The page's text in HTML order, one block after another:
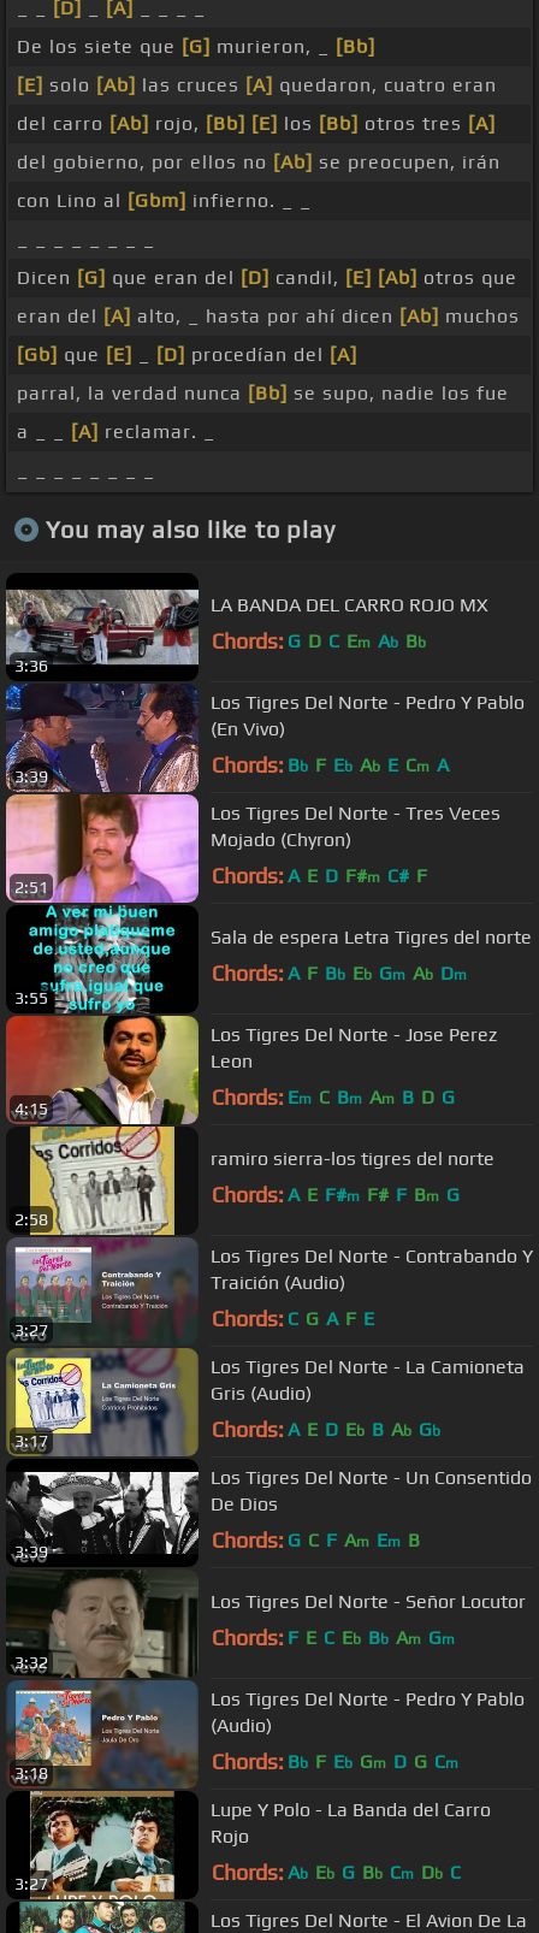
[D] [A]
De los siete que [G] murieron, _
[Bb]
[E] solo [Ab] las cruces [A] quedaron, cuatro eran
del carro [Ab] rojo, [Bb] [E] los [Bb] otros tres [A]
del gobierno, por ellos no [Ab] se preocupen, irán
con Lino al [Gbm] infierno. _ _
Dicen [G] que eran del [D] candil, [E] [Ab] otros que
eran del [A] alto, _ hasta por ahí dicen [Ab] muchos
[Gb] que [E] [D] procedían del [A]
parral, la verdad nunca [Bb] se supo, nadie los fue
a _ _
[A] reclamar. _
You may also like to play
3:36
LA BANDA DEL CARRO ROJO MX
Chords: G D C Em Ab Bb
3:39
Los Tigres Del Norte - Pedro Y Pablo
(En Vivo)
Chords: Bb F Eb Ab E Cm A
2:51
Los Tigres Del Norte - Tres Veces
Mojado (Chyron)
Chords: A E D F#m C# F
3:55
Sala de espera Letra Tigres del norte
Chords: A F Bb Eb Gm Ab Dm
4:15
Los Tigres Del Norte - Jose Perez
Leon
Chords: Em C Bm Am B D G
2:58
ramiro sierra-los tigres del norte
Chords: A E F#m F# F Bm G
3:27
Los Tigres Del Norte - Contrabando Y
Traición (Audio)
Chords: C G A F E
3:17
Los Tigres Del Norte - La Camioneta
Gris (Audio)
Chords: A E D Eb B Ab Gb
3:39
Los Tigres Del Norte - Un Consentido
De Dios
Chords: G C F Am Em B
3:32
Los Tigres Del Norte - Señor Locutor
Chords: F E C Eb Bb Am Gm
3:18
Los Tigres Del Norte - Pedro Y Pablo
(Audio)
Chords: Bb F Eb Gm D G Cm
3:27
Lupe Y Polo - La Banda del Carro
Rojo
Chords: Ab Eb G Bb Cm Db C
Los Tigres Del Norte - El Avion De La